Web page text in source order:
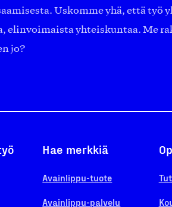
Uskomme yhä, että työ
elinvoimaista yhteiskuntaa. Me
jo?
Hae merkkiä
Avainlippu-tuote
Avainlippu-palvelu